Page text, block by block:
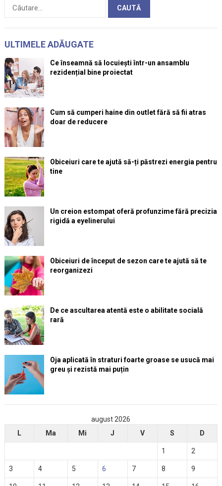
Caută
după:
ULTIMELE ADĂUGATE
Ce înseamnă să locuiești într-un ansamblu
rezidențial bine proiectat
Cum să cumperi haine din outlet fără să fii atras
doar de reducere
Obiceiuri care te ajută să-ți păstrezi energia pentru
tine
Un creion estompat oferă profunzime fără precizia
rigidă a eyelinerului
Obiceiuri de început de sezon care te ajută să te
reorganizezi
De ce ascultarea atentă este o abilitate socială
rară
Oja aplicată în straturi foarte groase se usucă mai
greu și rezistă mai puțin
august 2026
L
Ma Mi J V S D
1 2
3 4 5 6 7 8 9